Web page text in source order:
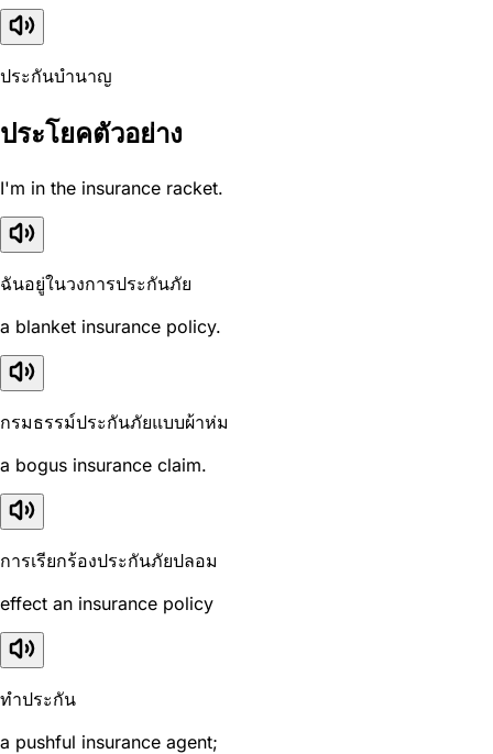
ประกันบำนาญ
ประโยคตัวอย่าง
I'm in the insurance racket.
ฉันอยู่ในวงการประกันภัย
a blanket insurance policy.
กรมธรรม์ประกันภัยแบบผ้าห่ม
a bogus insurance claim.
การเรียกร้องประกันภัยปลอม
effect an insurance policy
ทำประกัน
a pushful insurance agent;